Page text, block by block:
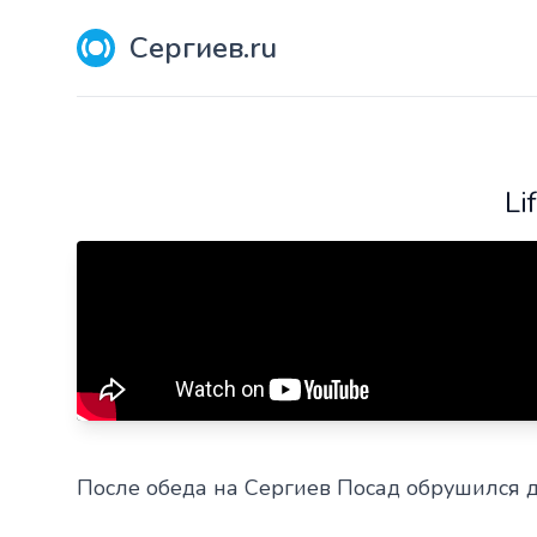
Сергиев.ru
После обеда на Сергиев Посад обрушился